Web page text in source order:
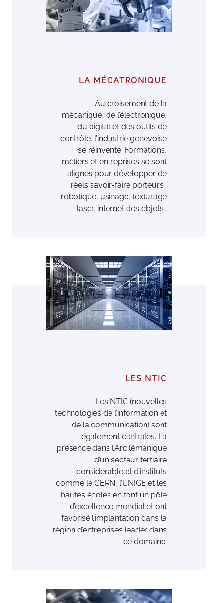
LA MÉCATRONIQUE
Au croisement de la
mécanique, de l’électronique,
du digital et des outils de
contrôle, l’industrie genevoise
se réinvente. Formations,
métiers et entreprises se sont
alignés pour développer de
réels savoir-faire porteurs :
robotique, usinage, texturage
laser, internet des objets…
LES NTIC
Les NTIC (nouvelles
technologies de l’information et
de la communication) sont
également centrales. La
présence dans l’Arc lémanique
d’un secteur tertiaire
considérable et d’instituts
comme le CERN, l’UNIGE et les
hautes écoles en font un pôle
d’excellence mondial et ont
favorisé l’implantation dans la
région d’entreprises leader dans
ce domaine.